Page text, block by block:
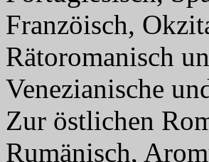
Franzöisch,
Rätoromanisch
Venezianische
Zur östlichen
Rumänisch,